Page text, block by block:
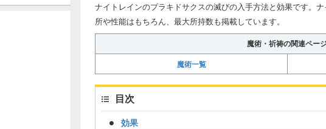
ナイトレインのプラキドサクスの滅びの入手方法と効果です。
所や性能はもちろん、最大所持数も掲載しています。
魔術・祈祷の関連ペー
魔術一覧
目次
効果